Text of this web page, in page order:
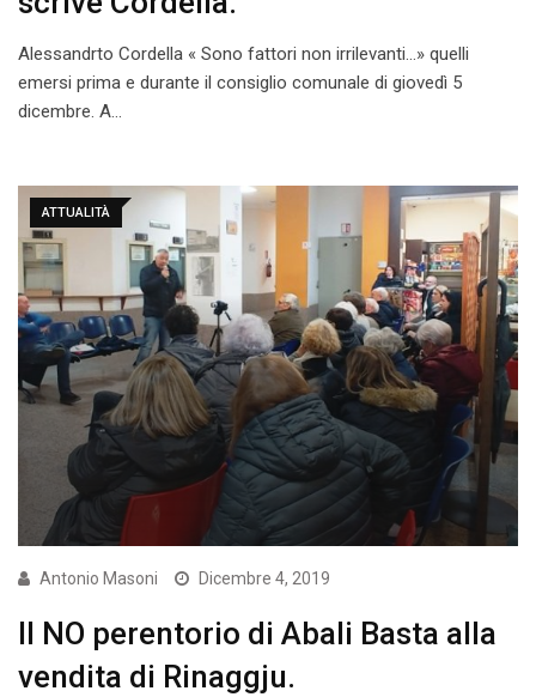
Alessandrto Cordella « Sono fattori non irrilevanti…» quelli
emersi prima e durante il consiglio comunale di giovedì 5
dicembre. A…
ATTUALITÀ
Antonio Masoni Dicembre 4, 2019
Il NO perentorio di Abali Basta alla
vendita di Rinaggju.